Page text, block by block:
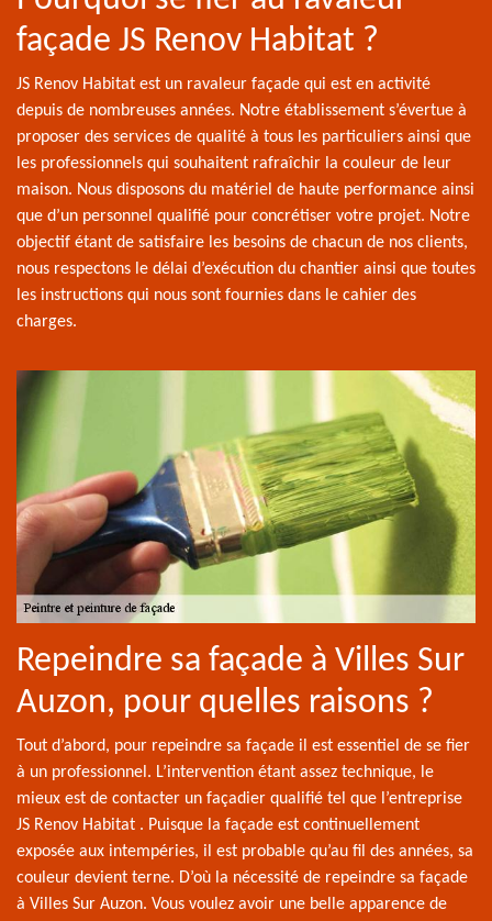
façade JS Renov Habitat ?
JS Renov Habitat est un ravaleur façade qui est en activité
depuis de nombreuses années. Notre établissement s’évertue à
proposer des services de qualité à tous les particuliers ainsi que
les professionnels qui souhaitent rafraîchir la couleur de leur
maison. Nous disposons du matériel de haute performance ainsi
que d’un personnel qualifié pour concrétiser votre projet. Notre
objectif étant de satisfaire les besoins de chacun de nos clients,
nous respectons le délai d’exécution du chantier ainsi que toutes
les instructions qui nous sont fournies dans le cahier des
charges.
Repeindre sa façade à Villes Sur
Auzon, pour quelles raisons ?
Tout d’abord, pour repeindre sa façade il est essentiel de se fier
à un professionnel. L’intervention étant assez technique, le
mieux est de contacter un façadier qualifié tel que l’entreprise
JS Renov Habitat . Puisque la façade est continuellement
exposée aux intempéries, il est probable qu’au fil des années, sa
couleur devient terne. D’où la nécessité de repeindre sa façade
à Villes Sur Auzon. Vous voulez avoir une belle apparence de